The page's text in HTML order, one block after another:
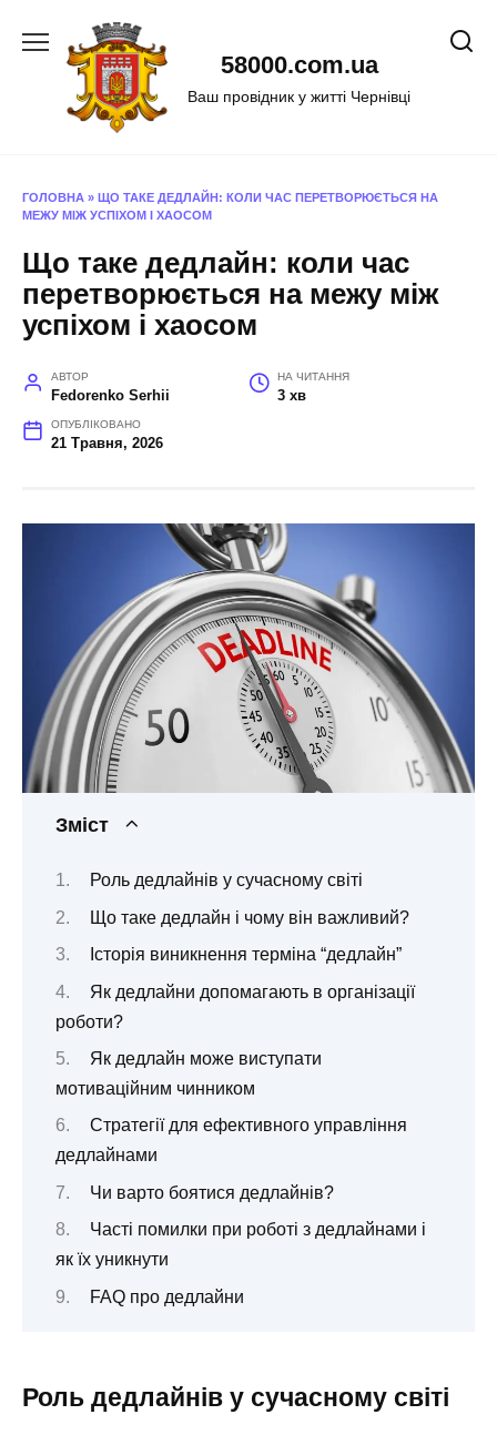
58000.com.ua
Ваш провідник у житті Чернівці
ГОЛОВНА » ЩО ТАКЕ ДЕДЛАЙН: КОЛИ ЧАС ПЕРЕТВОРЮЄТЬСЯ НА
МЕЖУ МІЖ УСПІХОМ І ХАОСОМ
Що таке дедлайн: коли час
перетворюється на межу між
успіхом і хаосом
АВТОР
Fedorenko Serhii
НА ЧИТАННЯ
3 хв
ОПУБЛІКОВАНО
21 Травня, 2026
Зміст
Роль дедлайнів у сучасному світі
Що таке дедлайн і чому він важливий?
Історія виникнення терміна “дедлайн”
Як дедлайни допомагають в організації
роботи?
Як дедлайн може виступати
мотиваційним чинником
Стратегії для ефективного управління
дедлайнами
Чи варто боятися дедлайнів?
Часті помилки при роботі з дедлайнами і
як їх уникнути
FAQ про дедлайни
Роль дедлайнів у сучасному світі